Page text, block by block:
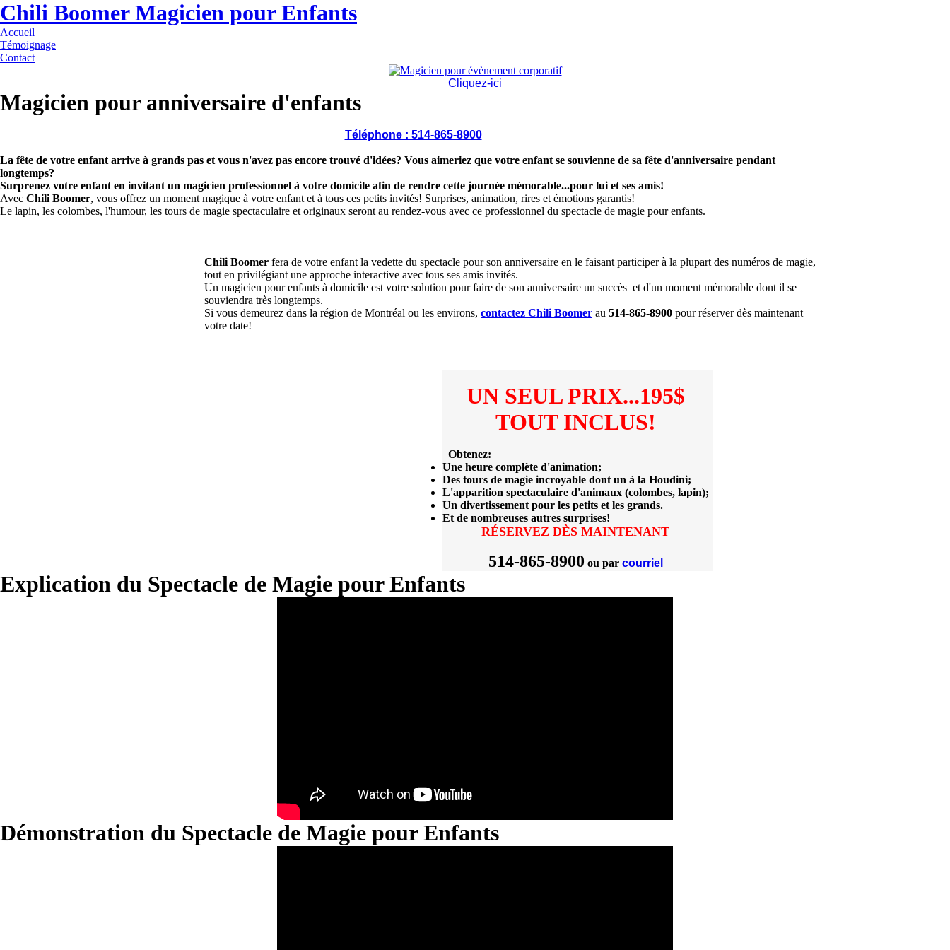
Chili Boomer Magicien pour Enfants
Accueil
Témoignage
Contact
Cliquez-ici
Magicien pour anniversaire d'enfants
Téléphone : 514-865-8900
La fête de votre enfant arrive à grands pas et vous n'avez pas encore trouvé d'idées? Vous aimeriez que votre enfant se souvienne de sa fête d'anniversaire pendant
longtemps?
Surprenez votre enfant en invitant un magicien professionnel à votre domicile afin de rendre cette journée mémorable...pour lui et ses amis!
Avec Chili Boomer, vous offrez un moment magique à votre enfant et à tous ces petits invités! Surprises, animation, rires et émotions garantis!
Le lapin, les colombes, l'humour, les tours de magie spectaculaire et originaux seront au rendez-vous avec ce professionnel du spectacle de magie pour enfants.
Chili Boomer fera de votre enfant la vedette du spectacle pour son anniversaire en le faisant participer à la plupart des numéros de magie,
tout en privilégiant une approche interactive avec tous ses amis invités.
Un magicien pour enfants à domicile est votre solution pour faire de son anniversaire un succès et d'un moment mémorable dont il se
souviendra très longtemps.
Si vous demeurez dans la région de Montréal ou les environs, contactez Chili Boomer au 514-865-8900 pour réserver dès maintenant
votre date!
UN SEUL PRIX...195$
TOUT INCLUS!
Obtenez:
Une heure complète d'animation;
Des tours de magie incroyable dont un à la Houdini;
L'apparition spectaculaire d'animaux (colombes, lapin);
Un divertissement pour les petits et les grands.
Et de nombreuses autres surprises!
RÉSERVEZ DÈS MAINTENANT
514-865-8900 ou par courriel
Explication du Spectacle de Magie pour Enfants
Démonstration du Spectacle de Magie pour Enfants